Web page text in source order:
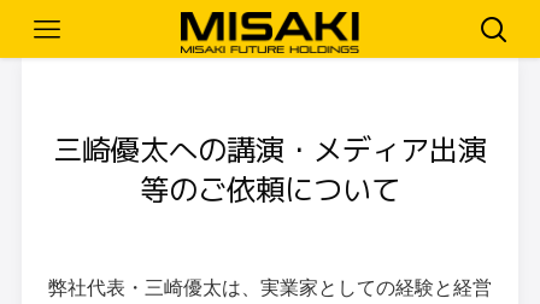
三崎優太への講演・メディア出演
等のご依頼について
弊社代表・三崎優太は、実業家としての経験と経営